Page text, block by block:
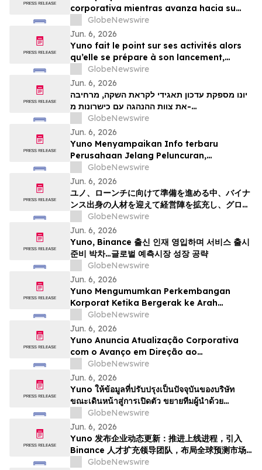
corporativa mientras avanza hacia su
lanzamiento, amplía su equipo directivo
con talento proveniente de Binance y se
posiciona para el crecimiento global de
los mercados de predicción
GlobeNewswire
Jun. 6, 2026
Yuno fait le point sur ses activités alors
qu’elle se prépare à son lancement,
enrichit son équipe de direction de
talents issus de Binance et se positionne
pour tirer parti de l’essor mondial du
marché prédictifs
GlobeNewswire
Jun. 6, 2026
יונו מספקת עדכון תאגידי לקראת השקה, מרחיבה
את צוות ההנהגה עם כישרונות מ-
Binanceוממקמת עמדות לצמיחת שוק חיזוי עולמי
GlobeNewswire
Jun. 6, 2026
Yuno Menyampaikan Info terbaru
Perusahaan Jelang Peluncuran,
Memperluas Tim Pemimpin dengan
Talenta dari Binance, dan Bersiap
Mendorong Pertumbuhan Pasar Prediksi
Global
GlobeNewswire
Jun. 6, 2026
ユノ、ローンチに向けて準備を進める中、バイナ
ンス出身の人材を迎えて経営陣を拡充し、グロー
バルな予測市場の成長に向けた体制を整える
GlobeNewswire
Jun. 6, 2026
Yuno, Binance 출신 인재 영입하며 서비스 출시
준비 박차…글로벌 예측시장 성장 공략
GlobeNewswire
Jun. 6, 2026
Yuno Mengumumkan Perkembangan
Korporat Ketika Bergerak ke Arah
Pelancaran, Memperkukuhkan Pasukan
Kepimpinan dengan Bakat dari Binance
dan Bersedia untuk Pertumbuhan
Pasaran Ramalan Global
GlobeNewswire
Jun. 6, 2026
Yuno Anuncia Atualização Corporativa
com o Avanço em Direção ao
Lançamento, Expande a Equipe de
Liderança com Talentos da Binance, e Se
Posiciona para o Crescimento do
Mercado Global de Previsões
GlobeNewswire
Jun. 6, 2026
Yuno ให้ข้อมูลที่ปรับปรุงเป็นปัจจุบันของบริษัท
ขณะเดินหน้าสู่การเปิดตัว ขยายทีมผู้นำด้วย
บุคลากรที่มีความสามารถจาก Binance และวาง
ตำแหน่งเพื่อรองรับการเติบโตของตลาดการคาดกา
รณ์ทั่วโล…
GlobeNewswire
Jun. 6, 2026
Yuno 发布企业动态更新：推进上线进程，引入
Binance 人才扩充领导团队，布局全球预测市场
GlobeNewswire